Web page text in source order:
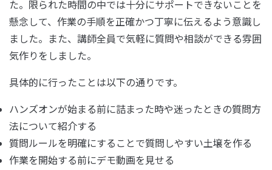
た。限られた時間の中では十分にサポートできないことを
懸念して、作業の手順を正確かつ丁寧に伝えるよう意識し
ました。また、講師全員で気軽に質問や相談ができる雰囲
気作りをしました。
具体的に行ったことは以下の通りです。
ハンズオンが始まる前に詰まった時や迷ったときの質問方
法について紹介する
質問ルールを明確にすることで質問しやすい土壌を作る
作業を開始する前にデモ動画を見せる